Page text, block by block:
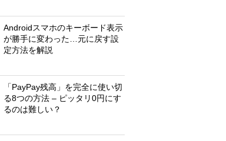
Androidスマホのキーボード表示
が勝手に変わった…元に戻す設
定方法を解説
「PayPay残高」を完全に使い切
る8つの方法 – ピッタリ0円にす
るのは難しい？